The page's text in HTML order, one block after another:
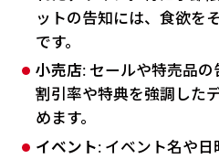
ットの告知には、食欲を
です。
小売店: セールや特売品の
割引率や特典を強調した
めます。
イベント: イベント名や